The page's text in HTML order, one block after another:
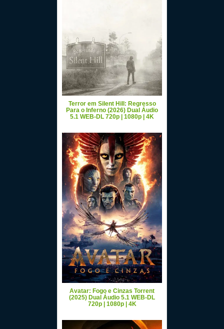
Terror em Silent Hill: Regresso
Para o Inferno (2026) Dual Áudio
5.1 WEB-DL 720p | 1080p | 4K
Avatar: Fogo e Cinzas Torrent
(2025) Dual Áudio 5.1 WEB-DL
720p | 1080p | 4K